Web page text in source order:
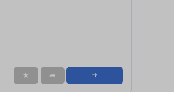
★ ➦ ➜